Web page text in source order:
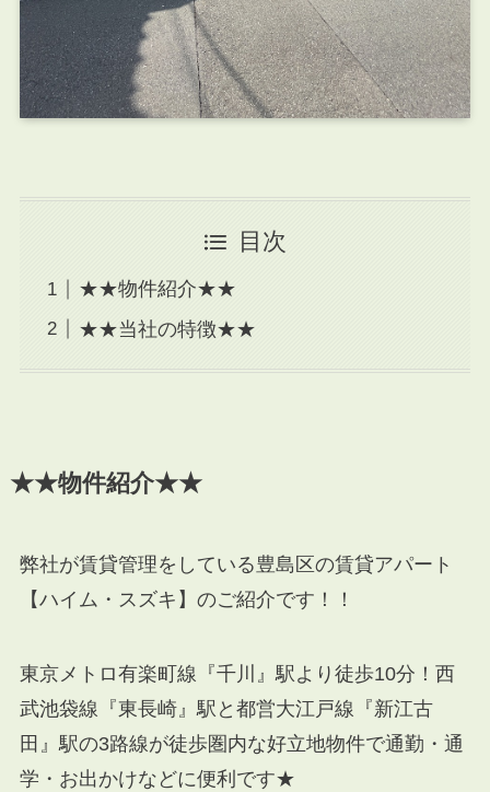
目次
★★物件紹介★★
★★当社の特徴★★
★★物件紹介★★
弊社が賃貸管理をしている豊島区の賃貸アパート
【ハイム・スズキ】のご紹介です！！
東京メトロ有楽町線『千川』駅より徒歩10分！西
武池袋線『東長崎』駅と都営大江戸線『新江古
田』駅の3路線が徒歩圏内な好立地物件で通勤・通
学・お出かけなどに便利です★